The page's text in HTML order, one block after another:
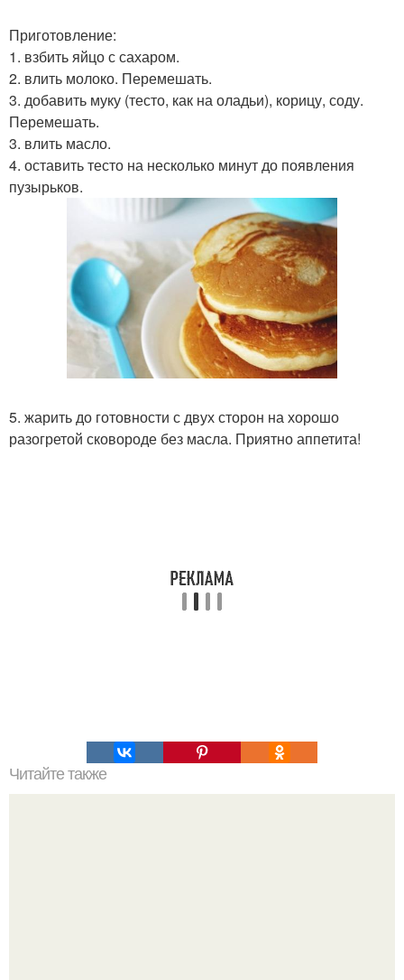
Приготовление:
1. взбить яйцо с сахаром.
2. влить молоко. Перемешать.
3. добавить муку (тесто, как на оладьи), корицу, соду.
Перемешать.
3. влить масло.
4. оставить тесто на несколько минут до появления
пузырьков.
5. жарить до готовности с двух сторон на хорошо
разогретой сковороде без масла. Приятно аппетита!
Читайте также